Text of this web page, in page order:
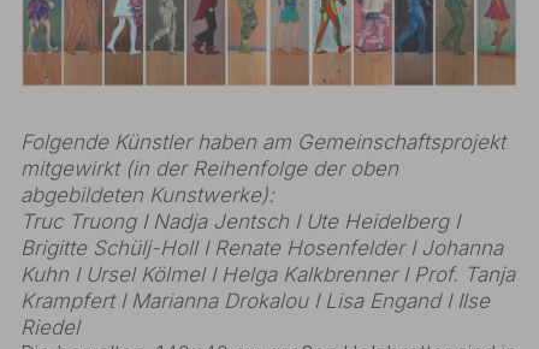
Folgende Künstler haben am Gemeinschaftsprojekt
mitgewirkt (in der Reihenfolge der oben
abgebildeten Kunstwerke):
Truc Truong I Nadja Jentsch I Ute Heidelberg I
Brigitte Schülj-Holl I Renate Hosenfelder I Johanna
Kuhn I Ursel Kölmel I Helga Kalkbrenner I Prof. Tanja
Krampfert I Marianna Drokalou I Lisa Engand I Ilse
Riedel